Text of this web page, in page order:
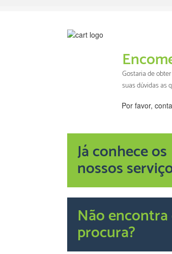
Gostaria de
suas dúvidas as
Por favor,
Já conhece os
nossos
Não
procura?